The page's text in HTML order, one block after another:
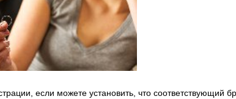
если можете установить, что соответствующий